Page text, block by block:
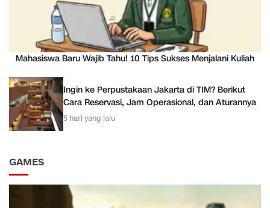
Mahasiswa Baru Wajib Tahu! 10 Tips Sukses Menjalani Kuliah
Ingin ke Perpustakaan Jakarta di TIM? Berikut
Cara Reservasi, Jam Operasional, dan Aturannya
5 hari yang lalu
GAMES